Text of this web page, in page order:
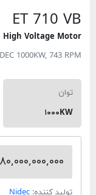
ET
High
NIDEC
۸POLE
ریال
Nidec